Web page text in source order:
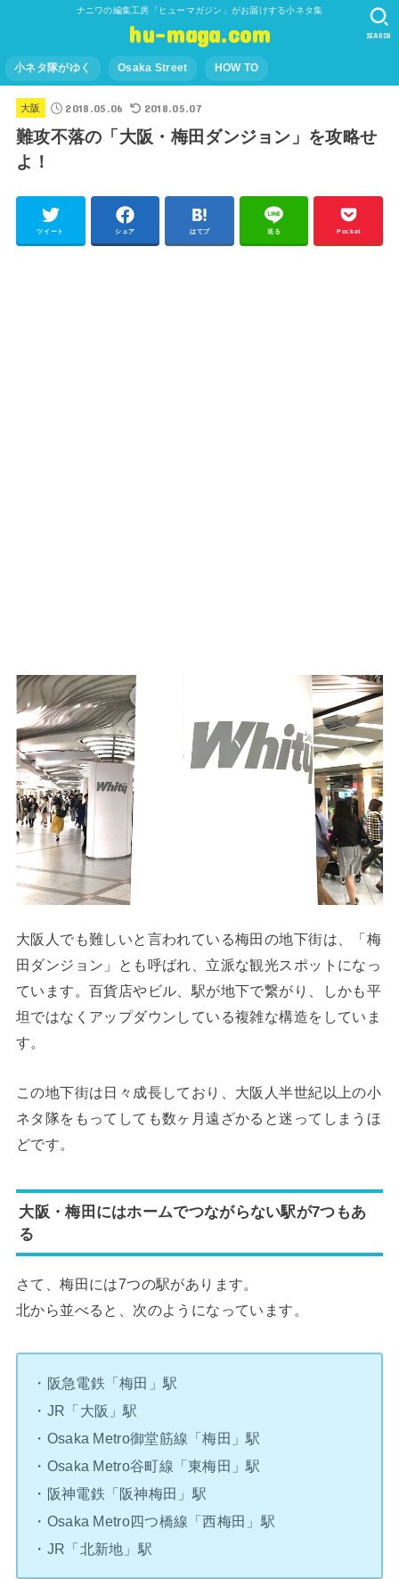
ナニワの編集工房「ヒューマガジン」がお届けする小ネタ集
hu-maga.com
小ネタ隊がゆく Osaka Street HOW TO
SEARCH
大阪 2018.05.06 2018.05.07
難攻不落の「大阪・梅田ダンジョン」を攻略せ
よ！
ツイート シェア はてブ 送る Pocket
大阪人でも難しいと言われている梅田の地下街は、「梅
田ダンジョン」とも呼ばれ、立派な観光スポットになっ
ています。百貨店やビル、駅が地下で繋がり、しかも平
坦ではなくアップダウンしている複雑な構造をしていま
す。
この地下街は日々成長しており、大阪人半世紀以上の小
ネタ隊をもってしても数ヶ月遠ざかると迷ってしまうほ
どです。
大阪・梅田にはホームでつながらない駅が7つもあ
る
さて、梅田には7つの駅があります。
北から並べると、次のようになっています。
・阪急電鉄「梅田」駅
・JR「大阪」駅
・Osaka Metro御堂筋線「梅田」駅
・Osaka Metro谷町線「東梅田」駅
・阪神電鉄「阪神梅田」駅
・Osaka Metro四つ橋線「西梅田」駅
・JR「北新地」駅